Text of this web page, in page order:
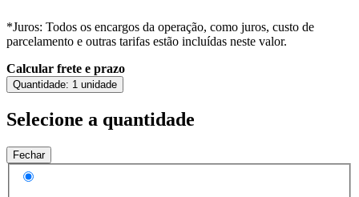
*Juros: Todos os encargos da operação, como juros, custo de
parcelamento e outras tarifas estão incluídas neste valor.
Calcular frete e prazo
Quantidade: 1 unidade
Selecione a quantidade
Fechar